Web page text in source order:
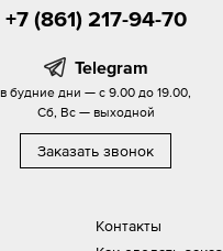
Контакты
+7 (861) 217-94-70
Telegram
в будние дни — с 9.00 до 19.00,
Сб, Вс — выходной
Заказать звонок